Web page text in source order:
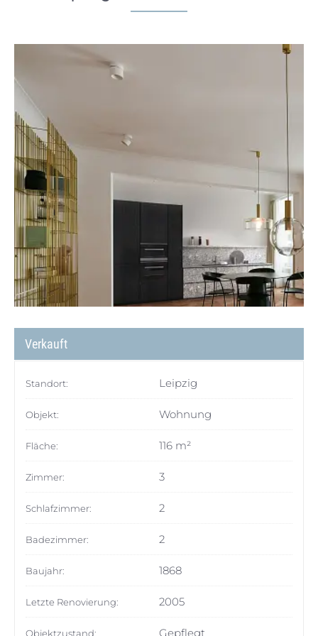
Verkauft
Standort: Leipzig
Objekt: Wohnung
Fläche: 116 m²
Zimmer: 3
Schlafzimmer: 2
Badezimmer: 2
Baujahr: 1868
Letzte Renovierung: 2005
Objektzustand: Gepflegt